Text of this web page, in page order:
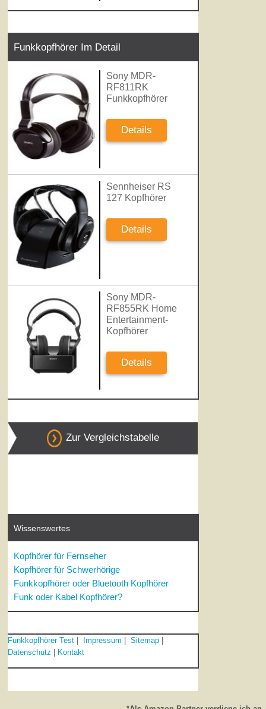
Funkkopfhörer Im Detail
Sony MDR-
RF811RK
Funkkopfhörer
Details
Sennheiser RS
127 Kopfhörer
Details
Sony MDR-
RF855RK Home
Entertainment-
Kopfhörer
Details
Zur Vergleichstabelle
Wissenswertes
Kopfhörer für Fernseher
Kopfhörer für Schwerhörige
Funkkopfhörer oder Bluetooth Kopfhörer
Funk oder Kabel Kopfhörer?
Funkkopfhörer Test Impressum |Sitemap
Datenschutz
Kontakt